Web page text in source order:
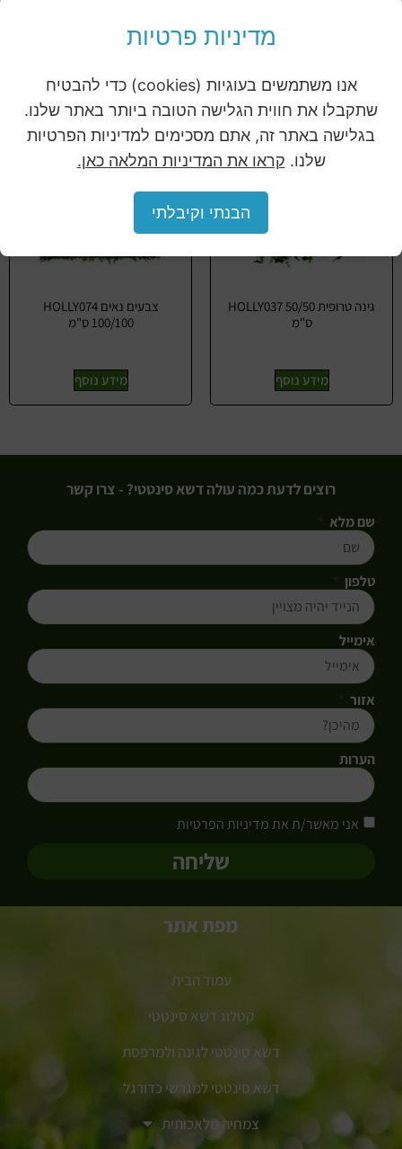
מדיניות פרטיות
אנו משתמשים בעוגיות (cookies) כדי להבטיח
שתקבלו את חווית הגלישה הטובה ביותר באתר שלנו.
בגלישה באתר זה, אתם מסכימים למדיניות הפרטיות
שלנו. קראו את המדיניות המלאה כאן.
הבנתי וקיבלתי
מידע נוסף
גינה טרופית HOLLY037 50/50
ס"מ
מידע נוסף
צבעים נאים HOLLY074
100/100 ס"מ
מידע נוסף
רוצים לדעת כמה עולה דשא סינטטי? - צרו קשר
שם מלא
טלפון
אימייל
אזור
הערות
אני מאשר/ת את מדיניות הפרטיות
שליחה
מפת אתר
עמוד הבית
קטלוג דשא סינטטי
דשא סינטטי לגינה ולמרפסת
דשא סינטטי למגרשי כדורגל
צמחיה מלאכותית